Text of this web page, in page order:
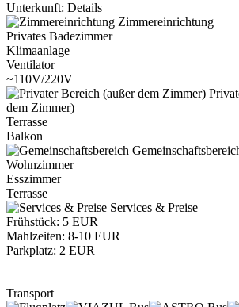
Unterkunft: Details
Zimmereinrichtung
Privates Badezimmer
Klimaanlage
Ventilator
~110V/220V
dem Zimmer)
Terrasse
Balkon
Wohnzimmer
Esszimmer
Terrasse
Services & Preise
Frühstück: 5 EUR
Mahlzeiten: 8-10 EUR
Parkplatz: 2 EUR
Transport